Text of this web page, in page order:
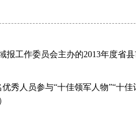
报工作委员会主办的2013年度省
秀人员参与“十佳领军人物”“十